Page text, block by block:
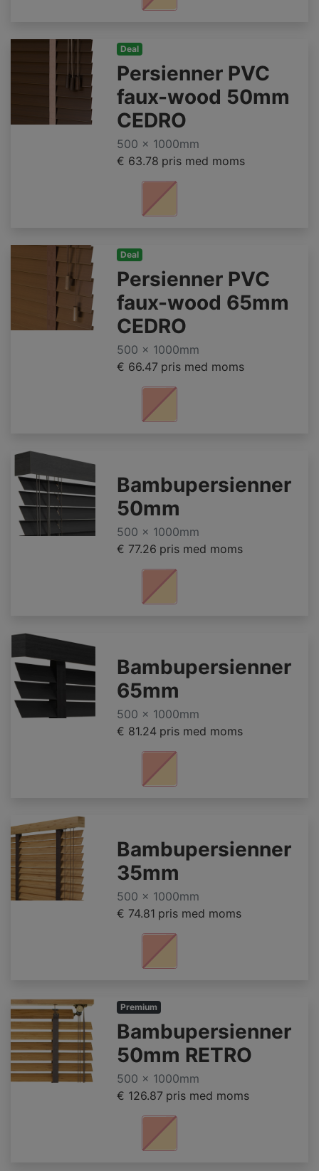
Deal
Persienner PVC
faux-wood 50mm
CEDRO
500 x 1000mm
€ 63.78 pris med moms
Deal
Persienner PVC
faux-wood 65mm
CEDRO
500 x 1000mm
€ 66.47 pris med moms
Bambupersienner
50mm
500 x 1000mm
€ 77.26 pris med moms
Bambupersienner
65mm
500 x 1000mm
€ 81.24 pris med moms
Bambupersienner
35mm
500 x 1000mm
€ 74.81 pris med moms
Premium
Bambupersienner
50mm RETRO
500 x 1000mm
€ 126.87 pris med moms